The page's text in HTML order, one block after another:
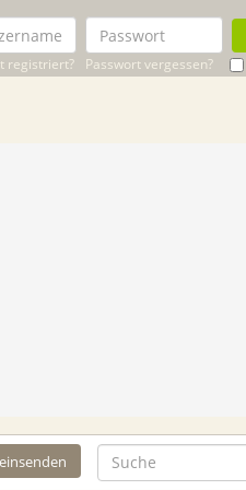
registriert? Passwort vergessen?